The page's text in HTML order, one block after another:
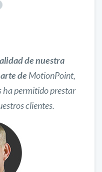
de nuestra
deMotionPoint,
ha permitido prestar
clientes.